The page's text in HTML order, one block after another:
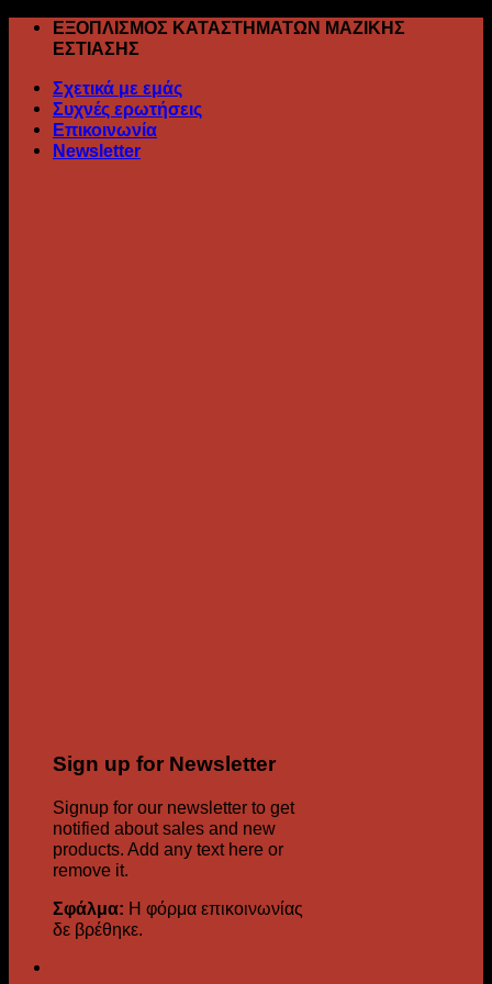
Skip
ΕΞΟΠΛΙΣΜΟΣ ΚΑΤΑΣΤΗΜΑΤΩΝ ΜΑΖΙΚΗΣ
ΕΣΤΙΑΣΗΣ
Σχετικά με εμάς
Συχνές ερωτήσεις
Επικοινωνία
Newsletter
Sign up for Newsletter
Signup for our newsletter to get
notified about sales and new
products. Add any text here or
remove it.
Σφάλμα: Η φόρμα επικοινωνίας
δε βρέθηκε.